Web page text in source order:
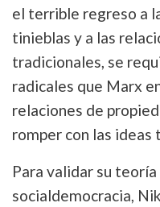
el terrible regreso a
tinieblas y a las
tradicionales, se
radicales que Marx
relaciones de
romper con las ideas
Para validar su
socialdemocracia,